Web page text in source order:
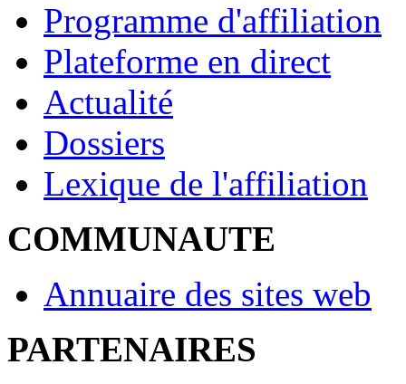
Programme d'affiliation
Plateforme en direct
Actualité
Dossiers
Lexique de l'affiliation
COMMUNAUTE
Annuaire des sites web
PARTENAIRES